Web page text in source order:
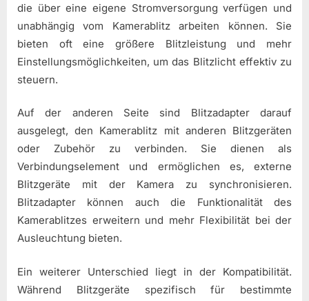
die über eine eigene Stromversorgung verfügen und
unabhängig vom Kamerablitz arbeiten können. Sie
bieten oft eine größere Blitzleistung und mehr
Einstellungsmöglichkeiten, um das Blitzlicht effektiv zu
steuern.
Auf der anderen Seite sind Blitzadapter darauf
ausgelegt, den Kamerablitz mit anderen Blitzgeräten
oder Zubehör zu verbinden. Sie dienen als
Verbindungselement und ermöglichen es, externe
Blitzgeräte mit der Kamera zu synchronisieren.
Blitzadapter können auch die Funktionalität des
Kamerablitzes erweitern und mehr Flexibilität bei der
Ausleuchtung bieten.
Ein weiterer Unterschied liegt in der Kompatibilität.
Während Blitzgeräte spezifisch für bestimmte